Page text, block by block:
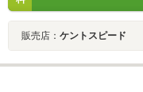
販売店： ケントスピード